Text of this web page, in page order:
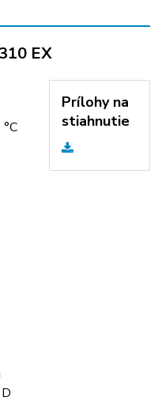
EX
Prílohy na
stiahnutie